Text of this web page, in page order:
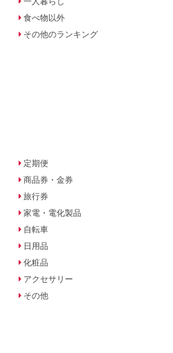
食べ物以外
その他のランキング
定期便
商品券・金券
旅行券
家電・電化製品
自転車
日用品
化粧品
アクセサリー
その他